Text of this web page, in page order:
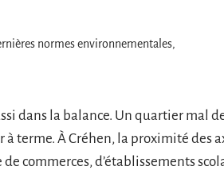
normes environnementales,
dans la balance. Un quartier mal
terme. À Créhen, la proximité des
commerces, d’établissements